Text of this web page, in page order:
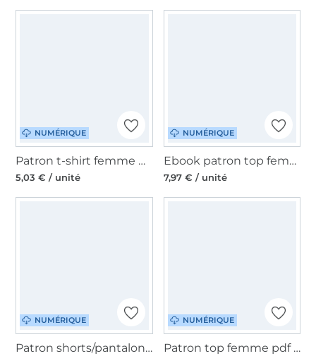
NUMÉRIQUE
Patron t-shirt femme pdf Meene Sew Simple, en allemand
5,03 € / unité
NUMÉRIQUE
Ebook patron top femme Madame JENNY Studio Schnittreif, en français
7,97 € / unité
NUMÉRIQUE
Patron shorts/pantalon femme pdf Scanno drei eM's, en allemand
NUMÉRIQUE
Patron top femme pdf Lovely Lady Top, en allemand